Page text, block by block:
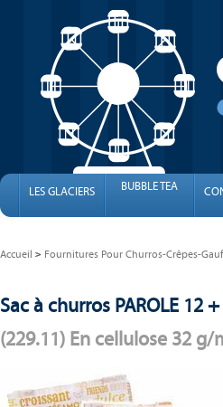
LES GLACIERS BUBBLE TEA
Accueil Fournitures Pour Churros-Crêpes-
Sac à churros PAROLE 12
(229.11) En cellulose 32 g/